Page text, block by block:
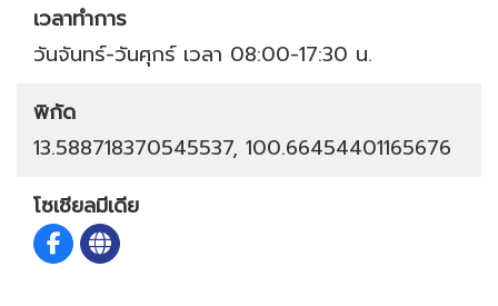
เวลาทำการ
วันจันทร์-วันศุกร์ เวลา 08:00-17:30 น.
พิกัด
13.588718370545537, 100.66454401165676
โซเชียลมีเดีย